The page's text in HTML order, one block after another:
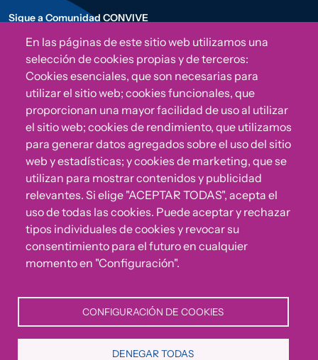
Sigue a Comunidad CONVIVE
¿Algo no va bien?
Puedes reportar incumplimientos del Código Ético u
otras irregularidades que detectes en nuestra Fundación.
Política de Privacidad Política de Cookies
En las páginas de este sitio web utilizamos una
selección de cookies propias y de terceros:
Cookies esenciales, que son necesarias para
utilizar el sitio web; cookies funcionales, que
proporcionan una mayor facilidad de uso al utilizar
el sitio web; cookies de rendimiento, que utilizamos
para generar datos agregados sobre el uso del sitio
web y estadísticas; y cookies de marketing, que se
utilizan para mostrar contenidos y publicidad
relevantes. Si elige "ACEPTAR TODAS", acepta el
uso de todas las cookies. Puede aceptar y rechazar
tipos individuales de cookies y revocar su
consentimiento para el futuro en cualquier
momento en "Configuración".
CONFIGURACIÓN DE COOKIES
DENEGAR TODAS